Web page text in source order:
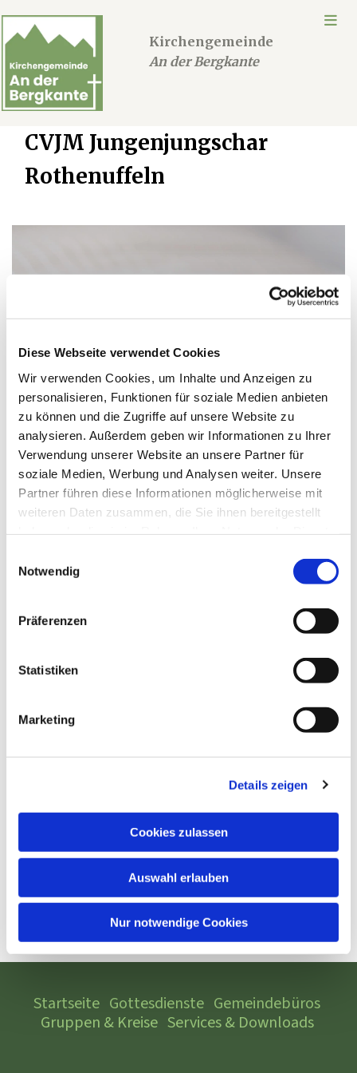
Diese Webseite verwendet Cookies
Wir verwenden Cookies, um Inhalte und Anzeigen zu
personalisieren, Funktionen für soziale Medien anbieten
zu können und die Zugriffe auf unsere Website zu
analysieren. Außerdem geben wir Informationen zu Ihrer
Verwendung unserer Website an unsere Partner für
soziale Medien, Werbung und Analysen weiter. Unsere
Partner führen diese Informationen möglicherweise mit
weiteren Daten zusammen, die Sie ihnen bereitgestellt
Notwendig
Präferenzen
Statistiken
Marketing
Details zeigen
Cookies zulassen
Auswahl erlauben
Nur notwendige Cookies
Kirchengemeinde
An der Bergkante
CVJM Jungenjungschar
Rothenuffeln
Freitag, 22. Januar 2027, 17:00 -
19:30 Uhr
Bäckerstraße 40, 32479 Hille
Startseite Gottesdienste Gemeindebüros
Gruppen & Kreise Services & Downloads